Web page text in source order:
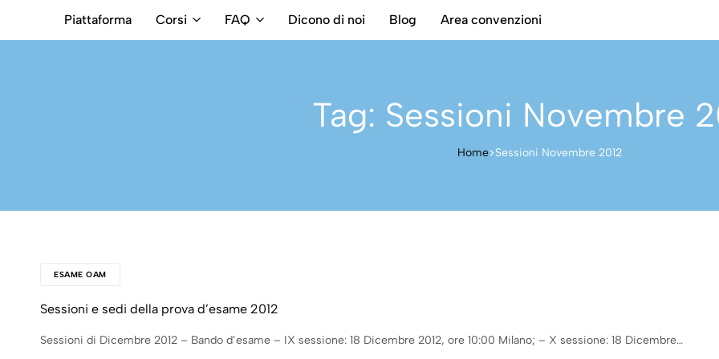
Piattaforma Corsi FAQ Dicono di noi Blog Area convenzioni
Tag: Sessioni Novembre
Home Sessioni Novembre 2012
ESAME OAM
Sessioni e sedi della prova d’esame 2012
Sessioni di Dicembre 2012 – Bando d’esame – IX sessione: 18 Dicembre 2012, ore 10:00 Milano; – X sessione: 18 Dicembre…